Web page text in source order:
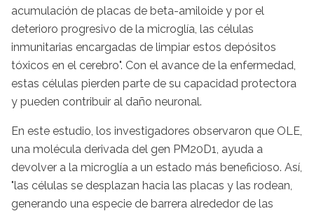
acumulación de placas de beta-amiloide y por el
deterioro progresivo de la microglía, las células
inmunitarias encargadas de limpiar estos depósitos
tóxicos en el cerebro". Con el avance de la enfermedad,
estas células pierden parte de su capacidad protectora
y pueden contribuir al daño neuronal.
En este estudio, los investigadores observaron que OLE,
una molécula derivada del gen PM20D1, ayuda a
devolver a la microglía a un estado más beneficioso. Así,
"las células se desplazan hacia las placas y las rodean,
generando una especie de barrera alrededor de las